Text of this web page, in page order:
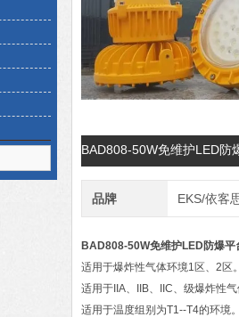
BAD808-50W免维护LED防
品牌 EKS/依客
BAD808-50W免维护LED防爆平
适用于爆炸性气体环境1区、2区
适用于IIA、IIB、IIC、级爆炸性
适用于温度组别为T1--T4的环境